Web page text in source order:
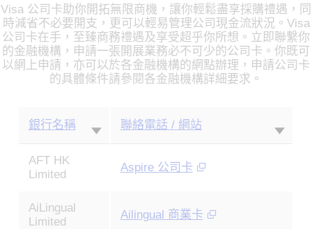
Visa 公司卡助你開拓無限商機，讓你輕鬆盡享採購禮遇，同
時減省不必要開支，更可以輕易管理公司現金流狀況。Visa
公司卡在手，至臻商務禮遇及享受超乎你所想。立即聯繫你
的金融機構，申請一張開展業務必不可少的公司卡。你既可
以網上申請，亦可以於各金融機構的網點辦理，申請公司卡
的具體條件請參閱各金融機構詳細要求。
銀行名稱 聯絡電話 / 網站
AFT HK
Limited
Aspire 公司卡
AiLingual
Limited
Ailingual 商業卡